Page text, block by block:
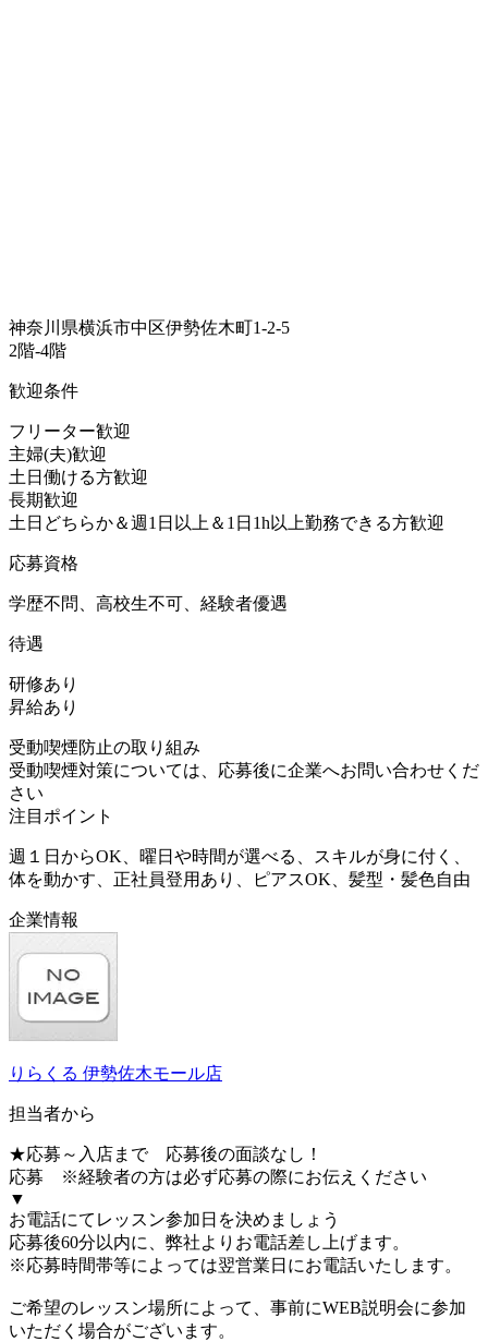
神奈川県横浜市中区伊勢佐木町1-2-5
2階-4階
歓迎条件
フリーター歓迎
主婦(夫)歓迎
土日働ける方歓迎
長期歓迎
土日どちらか＆週1日以上＆1日1h以上勤務できる方歓迎
応募資格
学歴不問、高校生不可、経験者優遇
待遇
研修あり
昇給あり
受動喫煙防止の取り組み
受動喫煙対策については、応募後に企業へお問い合わせくだ
さい
注目ポイント
週１日からOK、曜日や時間が選べる、スキルが身に付く、
体を動かす、正社員登用あり、ピアスOK、髪型・髪色自由
企業情報
りらくる 伊勢佐木モール店
担当者から
★応募～入店まで 応募後の面談なし！
応募 ※経験者の方は必ず応募の際にお伝えください
▼
お電話にてレッスン参加日を決めましょう
応募後60分以内に、弊社よりお電話差し上げます。
※応募時間帯等によっては翌営業日にお電話いたします。
ご希望のレッスン場所によって、事前にWEB説明会に参加
いただく場合がございます。